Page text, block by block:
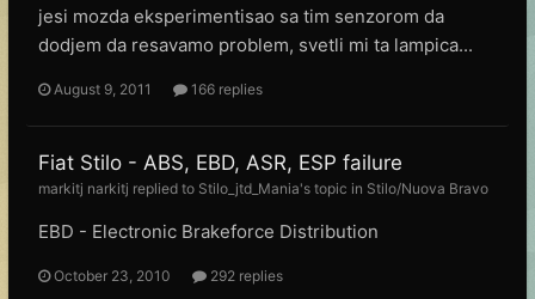
jesi mozda eksperimentisao sa tim senzorom da
dodjem da resavamo problem, svetli mi ta lampica...
August 9, 2011 166 replies
Fiat Stilo - ABS, EBD, ASR, ESP failure
markitj narkitj replied to Stilo_jtd_Mania's topic in Stilo/Nuova Bravo
EBD - Electronic Brakeforce Distribution
October 23, 2010 292 replies